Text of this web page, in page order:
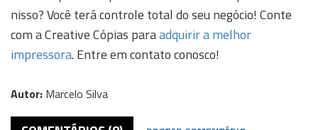
nisso? Você terá controle total do seu negócio! Conte
com a Creative Cópias paraadquirir a melhor
impressora. Entre em contato conosco!
Autor: Marcelo Silva